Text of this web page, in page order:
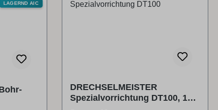
LAGERND AIC
DRECHSELMEISTER
Spezialvorrichtung DT100, 16